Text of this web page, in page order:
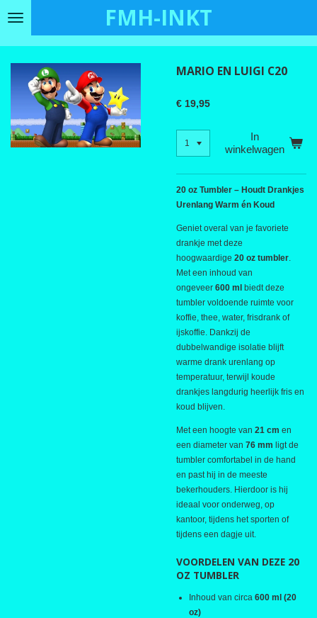
Ga
hoofdinhoud
FMH-INKT
MARIO EN LUIGI C20
€ 19,95
In
winkelwagen
20 oz Tumbler – Houdt Drankjes
Urenlang Warm én Koud
Geniet overal van je favoriete
drankje met deze
hoogwaardige 20 oz tumbler.
Met een inhoud van
ongeveer 600 ml biedt deze
tumbler voldoende ruimte voor
koffie, thee, water, frisdrank of
ijskoffie. Dankzij de
dubbelwandige isolatie blijft
warme drank urenlang op
temperatuur, terwijl koude
drankjes langdurig heerlijk fris en
koud blijven.
Met een hoogte van 21 cm en
een diameter van 76 mm ligt de
tumbler comfortabel in de hand
en past hij in de meeste
bekerhouders. Hierdoor is hij
ideaal voor onderweg, op
kantoor, tijdens het sporten of
tijdens een dagje uit.
VOORDELEN VAN DEZE 20
OZ TUMBLER
Inhoud van circa 600 ml (20
oz)